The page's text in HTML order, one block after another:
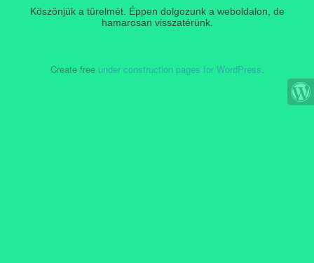
Köszönjük a türelmét. Éppen dolgozunk a weboldalon, de
hamarosan visszatérünk.
Create free under construction pages for WordPress.